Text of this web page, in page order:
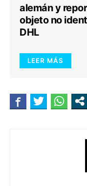
alemán y
objeto no
DHL
LEER MÁS